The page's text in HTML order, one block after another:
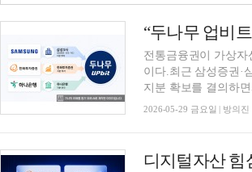
전통금융권이 가상
이다.최근 삼성증권·
지분 확보를 결의하
2026-05-29 금요일 | 방의진